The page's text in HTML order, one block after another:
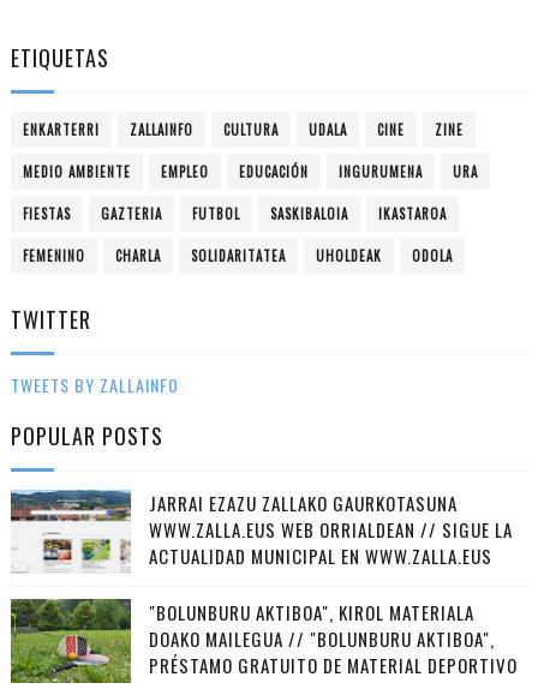
ETIQUETAS
ENKARTERRI ZALLAINFO CULTURA UDALA CINE ZINE
MEDIO AMBIENTE EMPLEO EDUCACIÓN INGURUMENA URA
FIESTAS GAZTERIA FUTBOL SASKIBALOIA IKASTAROA
FEMENINO CHARLA SOLIDARITATEA UHOLDEAK ODOLA
TWITTER
TWEETS BY ZALLAINFO
POPULAR POSTS
JARRAI EZAZU ZALLAKO GAURKOTASUNA
WWW.ZALLA.EUS WEB ORRIALDEAN // SIGUE LA
ACTUALIDAD MUNICIPAL EN WWW.ZALLA.EUS
"BOLUNBURU AKTIBOA", KIROL MATERIALA
DOAKO MAILEGUA // "BOLUNBURU AKTIBOA",
PRÉSTAMO GRATUITO DE MATERIAL DEPORTIVO